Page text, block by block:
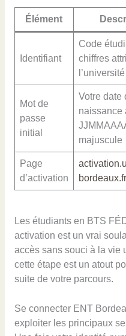
Élément
Identifiant
Code
chiffres
l’université
Mot de
passe
initial
Votre date
naissance
majuscule
Page
d’activation
bordeaux.fr
Les étudiants en BTS
activation est un vrai
accès sans souci à la vie
cette étape est un atout
suite de votre parcours.
Se connecter ENT
exploiter les principaux